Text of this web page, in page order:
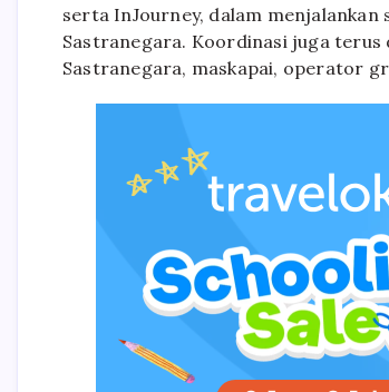
serta InJourney, dalam
Sastranegara. Koordinasi juga terus
Sastranegara, maskapai, operator